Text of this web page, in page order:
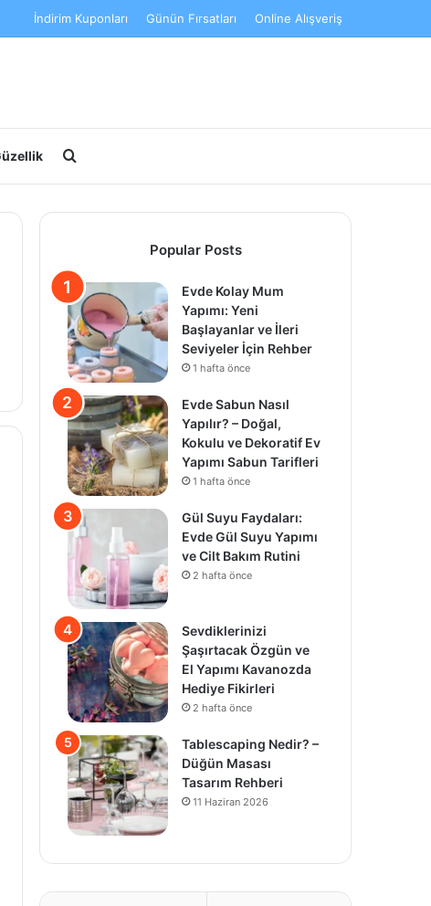
İndirim Kuponları Günün Fırsatları Online Alışveriş
Arama yap ...
Popular Posts
Evde Kolay Mum
Yapımı: Yeni
Başlayanlar ve İleri
Seviyeler İçin Rehber
1 hafta önce
Evde Sabun Nasıl
Yapılır? – Doğal,
Kokulu ve Dekoratif Ev
Yapımı Sabun Tarifleri
1 hafta önce
Gül Suyu Faydaları:
Evde Gül Suyu Yapımı
ve Cilt Bakım Rutini
2 hafta önce
Sevdiklerinizi
Şaşırtacak Özgün ve
El Yapımı Kavanozda
Hediye Fikirleri
2 hafta önce
Tablescaping Nedir? –
Düğün Masası
Tasarım Rehberi
11 Haziran 2026